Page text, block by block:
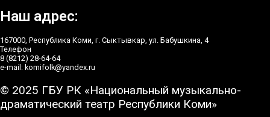
Наш адрес:
167000, Республика Коми, г. Сыктывкар, ул. Бабушкина, 4
Телефон
8 (8212) 28-64-64
e-mail: komifolk@yandex.ru
© 2025 ГБУ РК «Национальный музыкально-
драматический театр Республики Коми»